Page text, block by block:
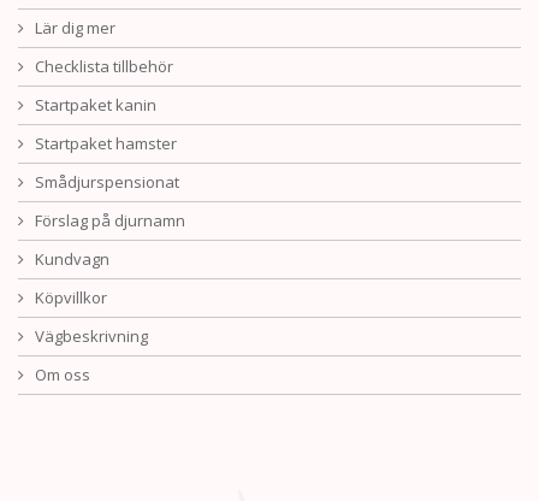
Lär dig mer
Checklista tillbehör
Startpaket kanin
Startpaket hamster
Smådjurspensionat
Förslag på djurnamn
Kundvagn
Köpvillkor
Vägbeskrivning
Om oss